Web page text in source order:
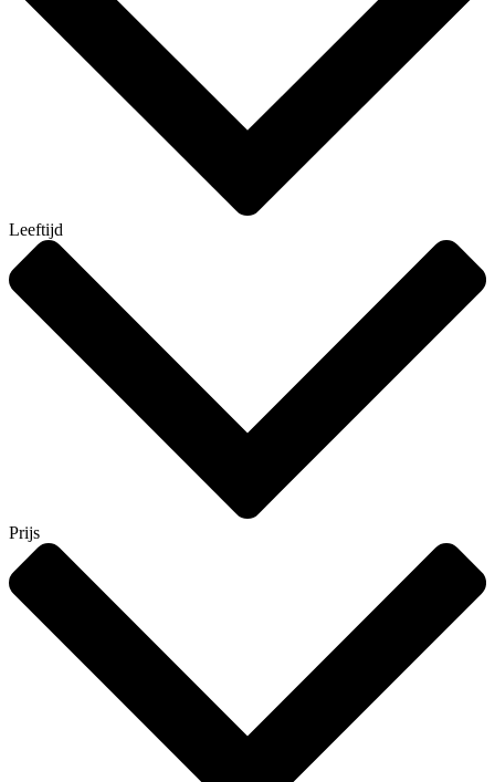
Leeftijd
Prijs